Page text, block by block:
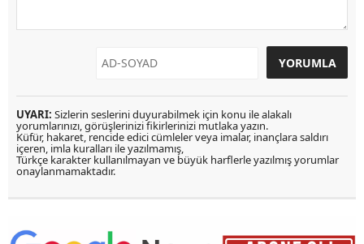
UYARI: Sizlerin seslerini duyurabilmek için konu ile alakalı
yorumlarınızı, görüşlerinizi fikirlerinizi mutlaka yazın.
Küfür, hakaret, rencide edici cümleler veya imalar, inançlara saldırı
içeren, imla kuralları ile yazılmamış,
Türkçe karakter kullanılmayan ve büyük harflerle yazılmış yorumlar
onaylanmamaktadır.